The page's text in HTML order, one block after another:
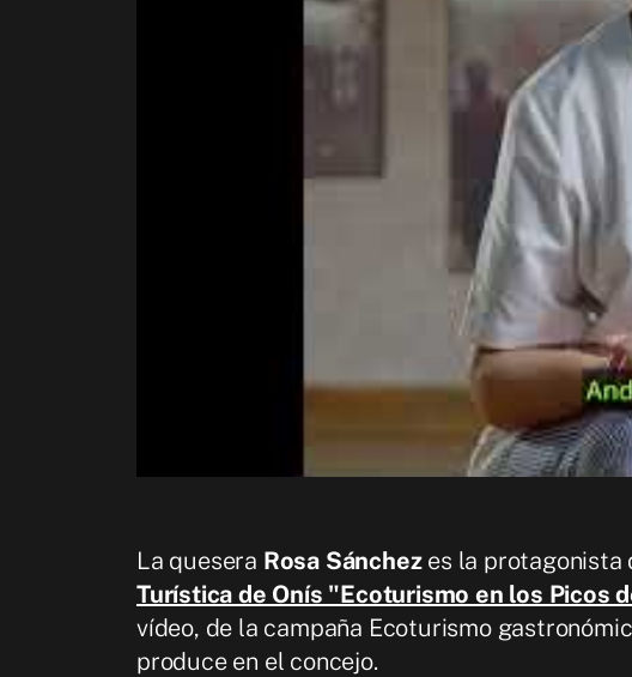
La quesera Rosa Sánchezes la protagonista
Turística de Onís "Ecoturismo en los Picos
vídeo, de la campaña Ecoturismo
produce en el concejo.